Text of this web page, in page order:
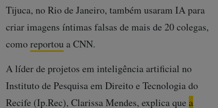
Tijuca, no Rio de Janeiro, também usaram IA para
criar imagens íntimas falsas de mais de 20 colegas,
comoreportou a CNN.
A líder de projetos em inteligência artificial no
Instituto de Pesquisa em Direito e Tecnologia do
Recife (Ip.Rec), Clarissa Mendes, explica que a